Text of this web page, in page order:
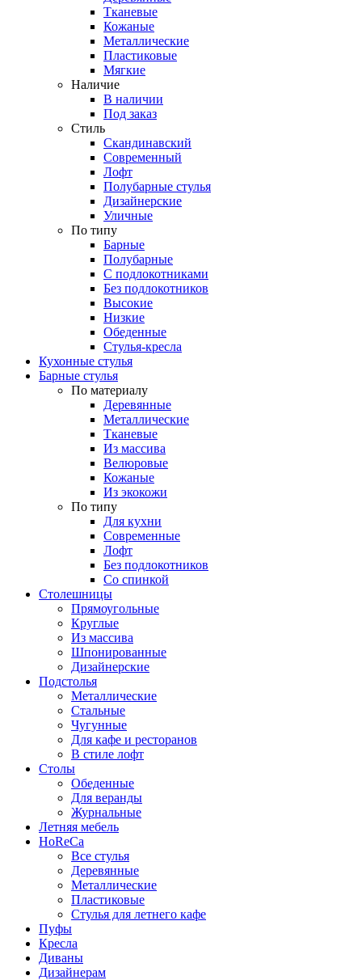
Тканевые
Кожаные
Металлические
Пластиковые
Мягкие
Наличие
В наличии
Под заказ
Стиль
Скандинавский
Современный
Лофт
Полубарные стулья
Дизайнерские
Уличные
По типу
Барные
Полубарные
С подлокотниками
Без подлокотников
Высокие
Низкие
Обеденные
Стулья-кресла
Кухонные стулья
Барные стулья
По материалу
Деревянные
Металлические
Тканевые
Из массива
Велюровые
Кожаные
Из экокожи
По типу
Для кухни
Современные
Лофт
Без подлокотников
Со спинкой
Столешницы
Прямоугольные
Круглые
Из массива
Шпонированные
Дизайнерские
Подстолья
Металлические
Стальные
Чугунные
Для кафе и ресторанов
В стиле лофт
Столы
Обеденные
Для веранды
Журнальные
Летняя мебель
HoReCa
Все стулья
Деревянные
Металлические
Пластиковые
Стулья для летнего кафе
Пуфы
Кресла
Диваны
Дизайнерам